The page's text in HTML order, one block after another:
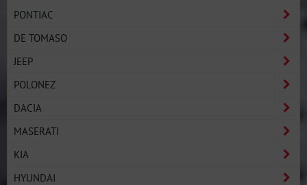
PONTIAC
DE TOMASO
JEEP
POLONEZ
DACIA
MASERATI
KIA
HYUNDAI